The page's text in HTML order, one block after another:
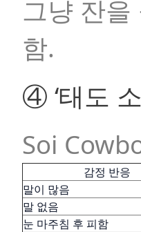
그냥 잔
함.
④ ‘태도
Soi
감정 반응
말이 많음
말 없음
눈 마주침 후 피함